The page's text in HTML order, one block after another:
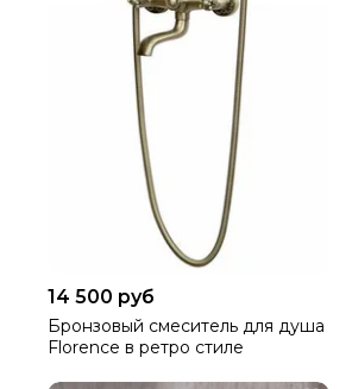
14 500 руб
Бронзовый смеситель для душа
Florence в ретро стиле